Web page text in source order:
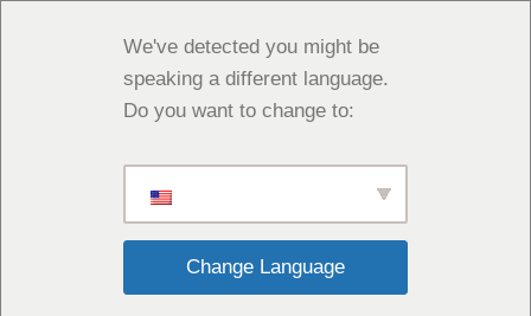
We've detected you might be
speaking a different language.
Do you want to change to:
Change Language